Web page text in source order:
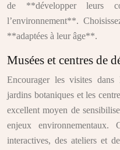
de **développer leurs
l’environnement**.
**adaptées à leur âge**.
Musées et centres de
Encourager les visites dans
jardins botaniques et les
excellent moyen de
enjeux
interactives, des ateliers et